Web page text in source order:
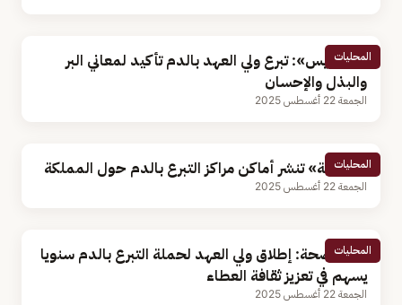
المحليات
«السديس»: تبرع ولي العهد بالدم تأكيد لمعاني البر
والبذل والإحسان
الجمعة 22 أغسطس 2025
المحليات
«الصحة» تنشر أماكن مراكز التبرع بالدم حول المملكة
الجمعة 22 أغسطس 2025
المحليات
وزير الصحة: إطلاق ولي العهد لحملة التبرع بالدم سنويا
يسهم في تعزيز ثقافة العطاء
الجمعة 22 أغسطس 2025